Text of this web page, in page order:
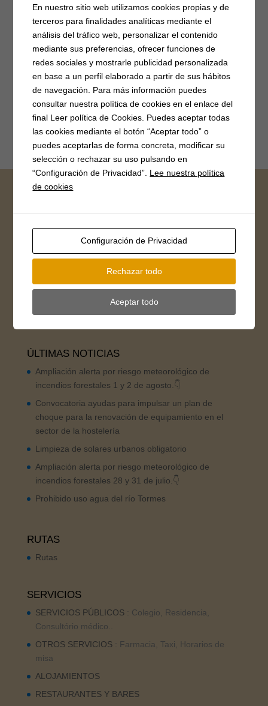
Restricciones agua(15) Riesgo incendio(15) Setas (2)
stop violencia (6) Subvenciones (40) TDT (3)
Archivos
Archivos
FB Oficina de Turismo
ÚLTIMAS NOTICIAS
Ampliación alerta por riesgo meteorológico de
incendios forestales 1 y 2 de agosto.👇
Convocatoria ayudas para impulsar un plan de
choque para la renovación de equipamiento en el
sector de la hostelería
Limpieza de solares urbanos obligatorio
Ampliación alerta por riesgo meteorológico de
incendios forestales 28 y 31 de julio.👇
Prohibido uso agua del río Tormes
RUTAS
Rutas
SERVICIOS
SERVICIOS PÚBLICOS: Colegio, Residencia,
Consultório médico..
OTROS SERVICIOS: Farmacia, Taxi, Horarios de
misa
ALOJAMIENTOS
RESTAURANTES Y BARES
En nuestro sitio web utilizamos cookies propias y de
terceros para finalidades analíticas mediante el
análisis del tráfico web, personalizar el contenido
mediante sus preferencias, ofrecer funciones de
redes sociales y mostrarle publicidad personalizada
en base a un perfil elaborado a partir de sus hábitos
de navegación. Para más información puedes
consultar nuestra política de cookies en el enlace del
final Leer política de Cookies. Puedes aceptar todas
las cookies mediante el botón “Aceptar todo” o
puedes aceptarlas de forma concreta, modificar su
selección o rechazar su uso pulsando en
“Configuración de Privacidad”. Lee nuestra política
de cookies
Configuración de Privacidad
Rechazar todo
Aceptar todo